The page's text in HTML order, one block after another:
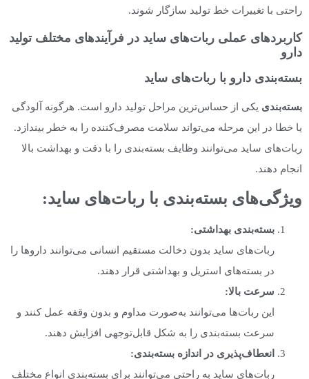
راحتی با تغییرات خط تولید سازگار شوند.
کاربردهای عملی ربات‌های ساید در فرآیندهای مختلف تولید
دارو
بسته‌بندی دارو با ربات‌های ساید
بسته‌بندی یکی از حساس‌ترین مراحل تولید دارو است. هرگونه آلودگی
یا خطا در این مرحله می‌تواند سلامت مصرف‌کننده را به خطر بیندازد.
ربات‌های ساید می‌توانند وظایف بسته‌بندی را با دقت و بهداشت بالا
انجام دهند.
ویژگی‌های بسته‌بندی با ربات‌های ساید:
بسته‌بندی بهداشتی:
ربات‌های ساید بدون دخالت مستقیم انسانی می‌توانند داروها را
در بسته‌های استریل و بهداشتی قرار دهند.
سرعت بالا:
این ربات‌ها می‌توانند به‌صورت مداوم و بدون وقفه عمل کنند و
سرعت بسته‌بندی را به شکل قابل‌توجهی افزایش دهند.
انعطاف‌پذیری در اندازه بسته‌بندی:
ربات‌های ساید به راحتی می‌توانند برای بسته‌بندی انواع مختلف